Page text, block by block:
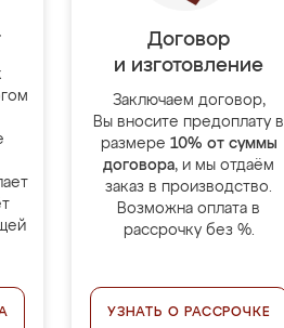
Договор
и изготовление
Заключаем договор,
Вы вносите предоплату в
размере 10% от суммы
договора, и мы отдаём
заказ в производство.
Возможна оплата в
рассрочку без %.
УЗНАТЬ О РАССРОЧКЕ